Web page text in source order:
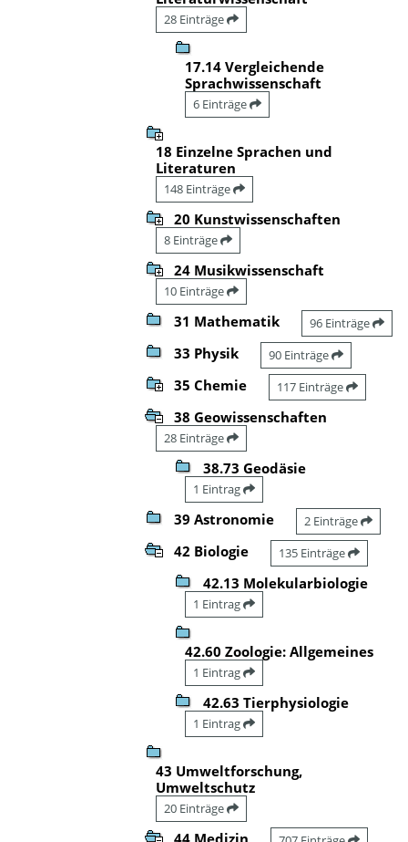
28 Einträge
17.14 Vergleichende
Sprachwissenschaft
6 Einträge
18 Einzelne Sprachen und
Literaturen
148 Einträge
20 Kunstwissenschaften
8 Einträge
24 Musikwissenschaft
10 Einträge
31 Mathematik 96 Einträge
33 Physik 90 Einträge
35 Chemie 117 Einträge
38 Geowissenschaften
28 Einträge
38.73 Geodäsie
1 Eintrag
39 Astronomie 2 Einträge
42 Biologie 135 Einträge
42.13 Molekularbiologie
1 Eintrag
42.60 Zoologie: Allgemeines
1 Eintrag
42.63 Tierphysiologie
1 Eintrag
43 Umweltforschung,
Umweltschutz
20 Einträge
44 Medizin